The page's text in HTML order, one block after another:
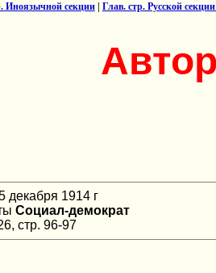
Иноязычной секции| Глав. стр. Русской секции
1914 г
Социал-демократ
стр. 96-97